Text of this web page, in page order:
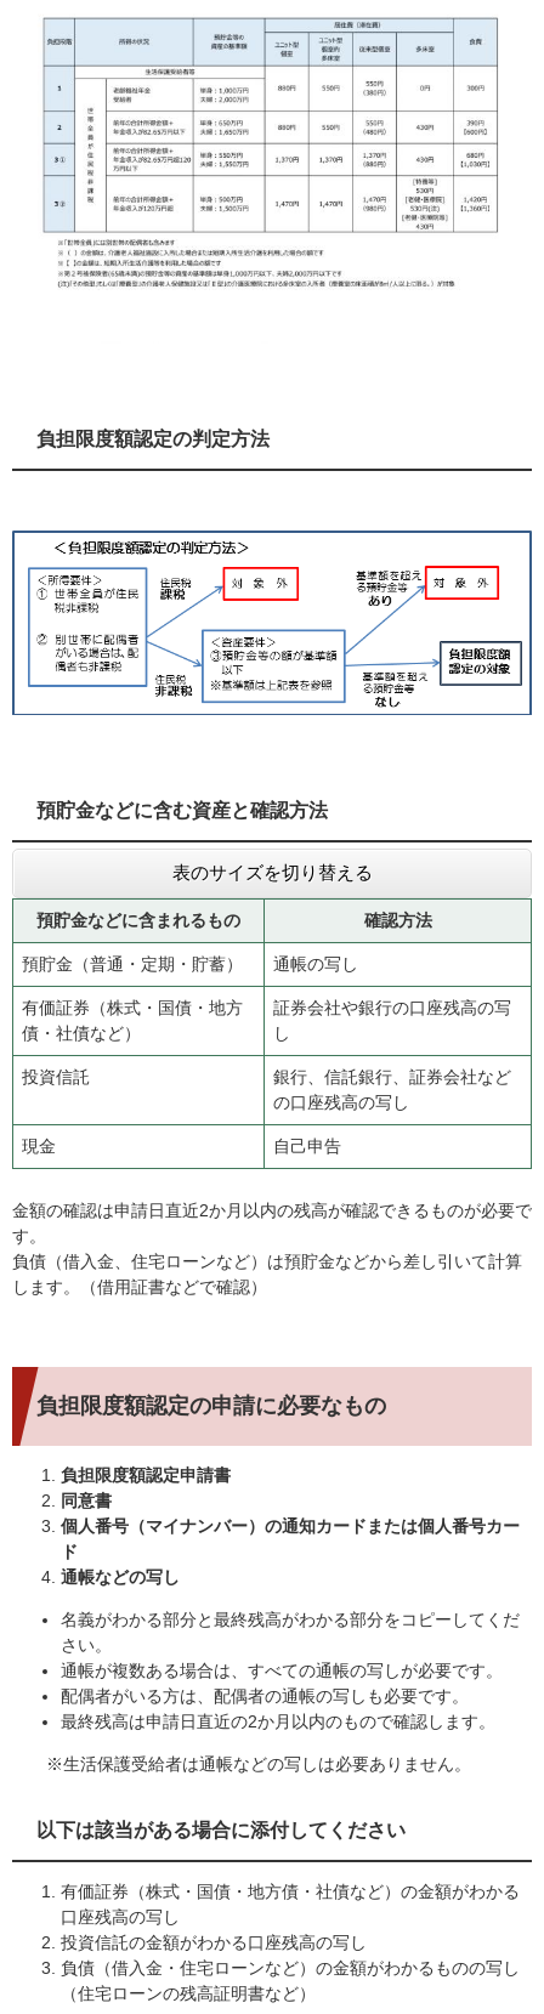
負担限度額認定の判定方法
預貯金などに含む資産と確認方法
表のサイズを切り替える
預貯金などに含まれるもの 確認方法
預貯金（普通・定期・貯蓄） 通帳の写し
有価証券（株式・国債・地方
債・社債など）
証券会社や銀行の口座残高の写
し
投資信託
銀行、信託銀行、証券会社など
の口座残高の写し
現金 自己申告
金額の確認は申請日直近2か月以内の残高が確認できるものが必要で
す。
負債（借入金、住宅ローンなど）は預貯金などから差し引いて計算
します。（借用証書などで確認）
負担限度額認定の申請に必要なもの
負担限度額認定申請書
同意書
個人番号（マイナンバー）の通知カードまたは個人番号カー
ド
通帳などの写し
名義がわかる部分と最終残高がわかる部分をコピーしてくだ
さい。
通帳が複数ある場合は、すべての通帳の写しが必要です。
配偶者がいる方は、配偶者の通帳の写しも必要です。
最終残高は申請日直近の2か月以内のもので確認します。
※生活保護受給者は通帳などの写しは必要ありません。
以下は該当がある場合に添付してください
有価証券（株式・国債・地方債・社債など）の金額がわかる
口座残高の写し
投資信託の金額がわかる口座残高の写し
負債（借入金・住宅ローンなど）の金額がわかるものの写し
（住宅ローンの残高証明書など）